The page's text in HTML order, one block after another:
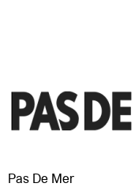
Pas De Mer